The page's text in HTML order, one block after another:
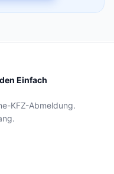
Einfach
KFZ-Abmeldung.